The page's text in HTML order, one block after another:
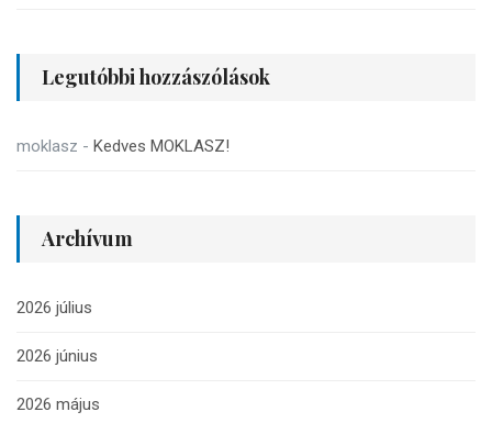
Legutóbbi hozzászólások
moklasz - Kedves MOKLASZ!
Archívum
2026 július
2026 június
2026 május